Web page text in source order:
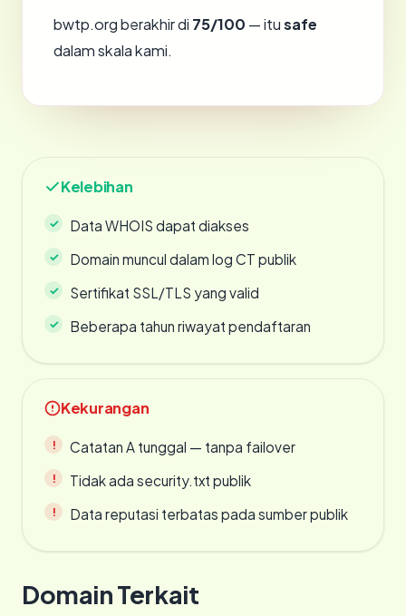
bwtp.org berakhir di 75/100 — itusafe
dalam skala kami.
Kelebihan
Data WHOIS dapat diakses
Domain muncul dalam log CT publik
Sertifikat SSL/TLS yang valid
Beberapa tahun riwayat pendaftaran
Kekurangan
Catatan A tunggal — tanpa failover
Tidak ada security.txt publik
Data reputasi terbatas pada sumber publik
Domain Terkait